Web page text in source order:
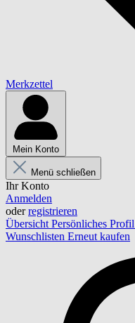
Merkzettel
Mein Konto
Menü schließen
Ihr Konto
Anmelden
oderregistrieren
Übersicht Persönliches Profil
Wunschlisten Erneut kaufen